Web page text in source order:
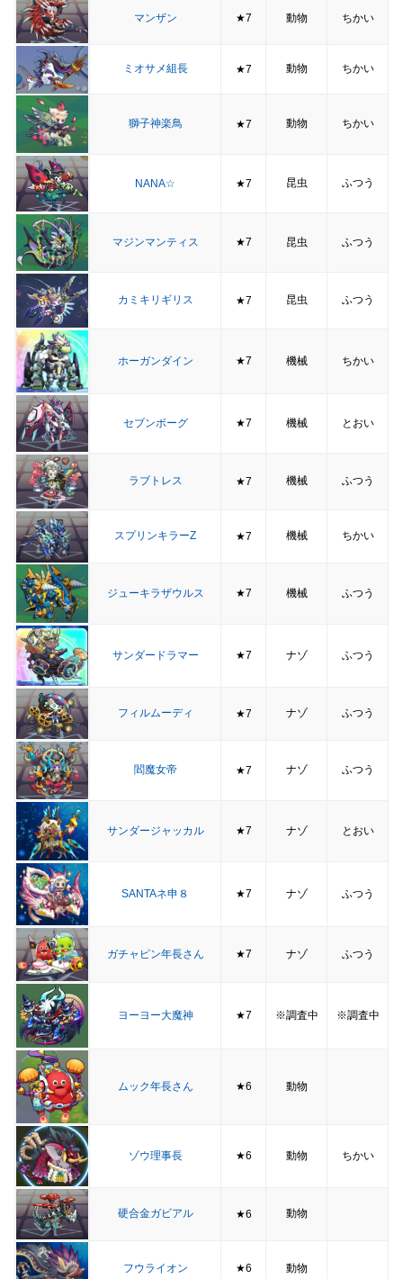
マンザン ★7 動物 ちかい
ミオサメ組長 ★7 動物 ちかい
獅子神楽鳥 ★7 動物 ちかい
NANA☆ ★7 昆虫 ふつう
マジンマンティス ★7 昆虫 ふつう
カミキリギリス ★7 昆虫 ふつう
ホーガンダイン ★7 機械 ちかい
セブンボーグ ★7 機械 とおい
ラブトレス ★7 機械 ふつう
スプリンキラーZ ★7 機械 ちかい
ジューキラザウルス ★7 機械 ふつう
サンダードラマー ★7 ナゾ ふつう
フィルムーディ ★7 ナゾ ふつう
閻魔女帝 ★7 ナゾ ふつう
サンダージャッカル ★7 ナゾ とおい
SANTAネ申８ ★7 ナゾ ふつう
ガチャピン年長さん ★7 ナゾ ふつう
ヨーヨー大魔神 ★7 ※調査中 ※調査中
ムック年長さん ★6 動物
ゾウ理事長 ★6 動物 ちかい
硬合金ガビアル ★6 動物
フウライオン ★6 動物